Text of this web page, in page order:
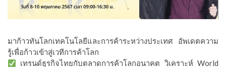
มาก้าวทันโลกเทคโนโลยีและการค้าระหว่างประเทศ อัพเดตความ
รู้เพื่อก้าวเข้าสู่เวทีการค้าโลก
เทรนด์ธุรกิจไทยกับตลาดการค้าโลกอนาคต วิเคราะห์ World